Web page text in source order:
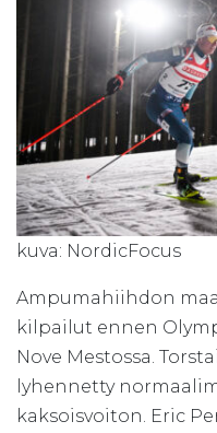
kuva: NordicFocus
Ampumahiihdon
kilpailut ennen
Nove Mestossa.
lyhennetty
kaksoisvoiton. Eric